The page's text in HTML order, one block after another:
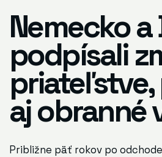
Nemecko
podpísali
aj obranné
Približne päť rokov po